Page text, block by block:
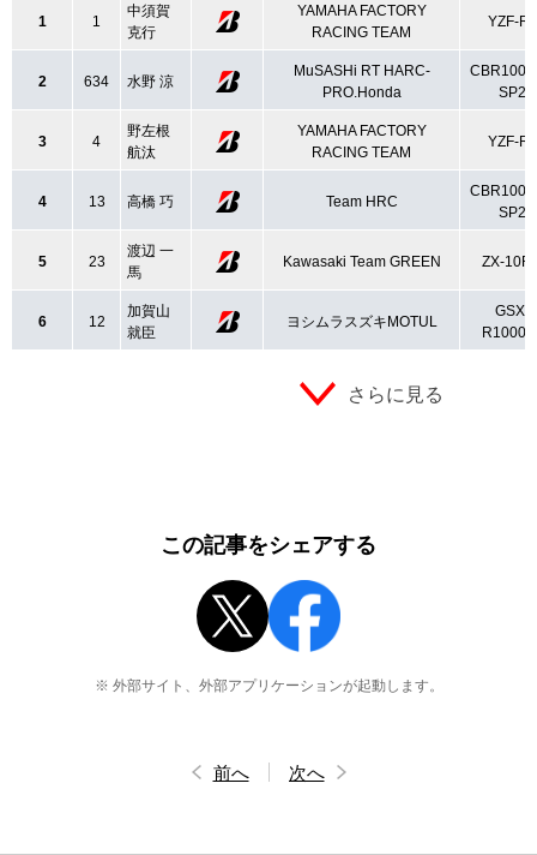
1 1
中須賀
克行
YAMAHA FACTORY
RACING TEAM
YZF-R1
2 634 水野 涼
MuSASHi RT HARC-
PRO.Honda
SP2
3 4
野左根
航汰
YAMAHA FACTORY
RACING TEAM
YZF-R1
4 13 高橋 巧 Team HRC
SP2
5 23
渡辺 一
馬
Kawasaki Team GREEN ZX-
6 12
加賀山
就臣
ヨシムラスズキMOTUL
GSX-
さらに見る
この記事をシェアする
※ 外部サイト、外部アプリケーションが起動します。
前へ 次へ